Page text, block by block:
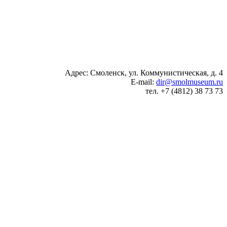
Адрес: Смоленск, ул. Коммунистическая, д. 4
E-mail: dir@smolmuseum.ru
тел. +7 (4812) 38 73 73